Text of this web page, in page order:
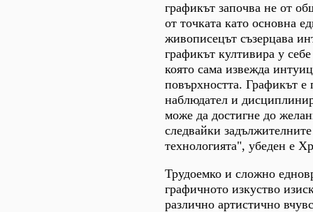
графикът започва не от
от точката като основна
живописецът съзерцава
графикът култивира у
която сама извежда
повърхността. Графикът е
наблюдател и
може да достигне до
следвайки
технологията", убеден е
Трудоемко и сложно
графичното изкуство
различно артистично